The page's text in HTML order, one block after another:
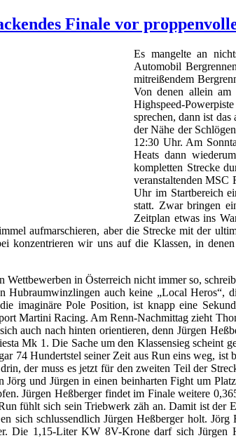
Finale vor
Es mangelte an
Automobil
mitreißendem
Von denen allein am
Highspeed-
sprechen, dann ist
der Nähe der
12:30 Uhr. Am
Heats dann
kompletten Strecke
veranstaltenden MSC
Uhr im Startbereich
statt. Zwar bringen
Zeitplan etwas ins
aufmarschieren, aber die Strecke mit der
konzentrieren wir uns auf die Klassen, in
in Österreich nicht immer so,
auch keine „Local Heros“,
imaginäre Pole Position, ist knapp eine
Martini Racing. Am Renn-Nachmittag zieht
auch nach hinten orientieren, denn Jürgen
Mk 1. Die Sache um den Klassensieg
74 Hundertstel seiner Zeit aus Run eins weg,
der muss es jetzt für den zweiten Teil der
und Jürgen in einen beinharten Fight um
Jürgen Heßberger findet im Finale weitere
fühlt sich sein Triebwerk zäh an. Damit ist
sich schlussendlich Jürgen Heßberger holt.
Die 1,15-Liter KW 8V-Krone darf sich Jürgen